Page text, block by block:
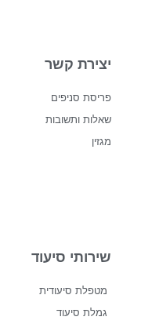
יצירת קשר
פריסת סניפים
שאלות ותשובות
מגזין
שירותי סיעוד
מטפלת סיעודית
גמלת סיעוד